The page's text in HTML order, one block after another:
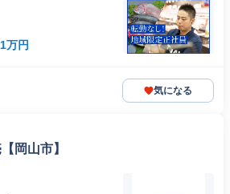
万円
気になる
岡山市】